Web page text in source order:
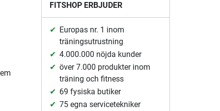
FITSHOP ERBJUDER
Europas nr. 1 inom
träningsutrustning
4.000.000 nöjda kunder
över 7.000 produkter inom
träning och fitness
69 fysiska butiker
75 egna servicetekniker